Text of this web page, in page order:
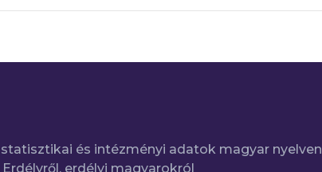
és intézményi adatok magyar nyelven
erdélyi magyarokról